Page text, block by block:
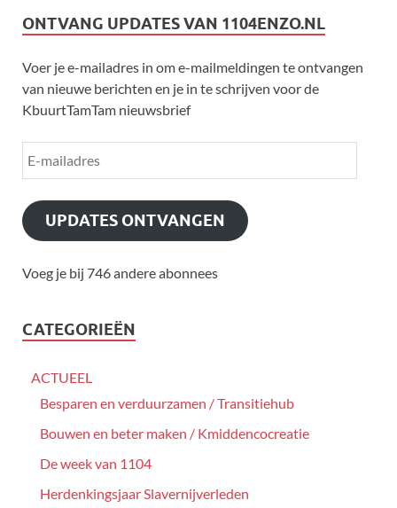
ONTVANG UPDATES VAN 1104ENZO.NL
Voer je e-mailadres in om e-mailmeldingen te ontvangen
van nieuwe berichten en je in te schrijven voor de
KbuurtTamTam nieuwsbrief
UPDATES ONTVANGEN
Voeg je bij 746 andere abonnees
CATEGORIEËN
ACTUEEL
Besparen en verduurzamen / Transitiehub
Bouwen en beter maken / Kmiddencocreatie
De week van 1104
Herdenkingsjaar Slavernijverleden